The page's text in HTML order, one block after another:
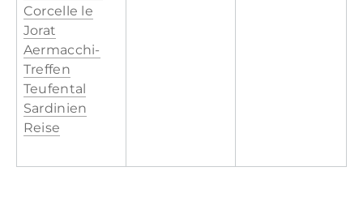
Corcelle le
Jorat
Aermacchi-
Treffen
Teufental
Sardinien
Reise